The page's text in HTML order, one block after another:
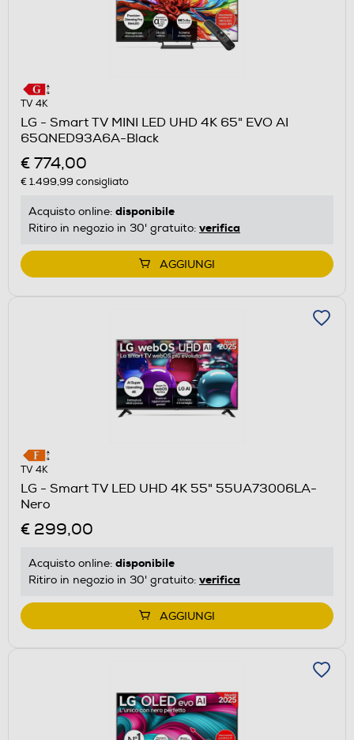
TV 4K
LG - Smart TV MINI LED UHD 4K 65" EVO AI
65QNED93A6A-Black
€ 774,00
€ 1.499,99 consigliato
Acquisto online: disponibile
Ritiro in negozio in 30' gratuito: verifica
AGGIUNGI
TV 4K
LG - Smart TV LED UHD 4K 55" 55UA73006LA-
Nero
€ 299,00
Acquisto online: disponibile
Ritiro in negozio in 30' gratuito: verifica
AGGIUNGI